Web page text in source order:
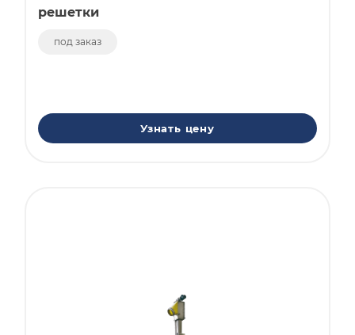
решетки
под заказ
Узнать цену